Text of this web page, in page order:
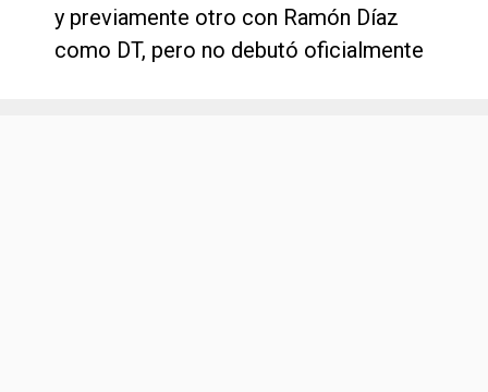
y previamente otro con Ramón Díaz
como DT, pero no debutó oficialmente